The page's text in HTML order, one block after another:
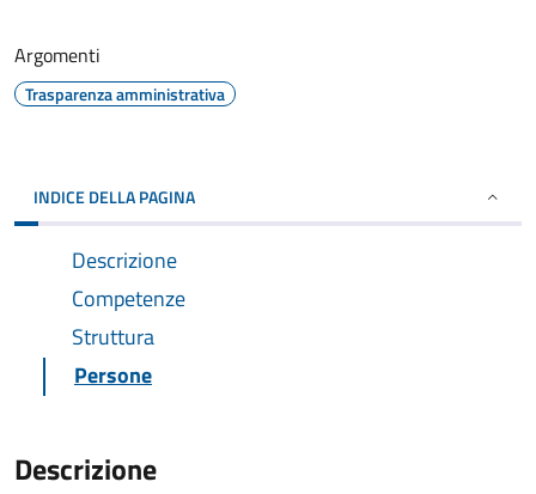
Argomenti
Trasparenza amministrativa
INDICE DELLA PAGINA
Descrizione
Competenze
Struttura
Persone
Descrizione